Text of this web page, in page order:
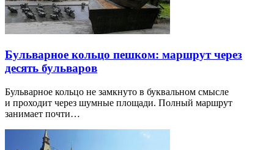
Бульварное кольцо пешком: маршрут через
десять бульваров
Бульварное кольцо не замкнуто в буквальном смысле
и проходит через шумные площади. Полный маршрут
занимает почти…